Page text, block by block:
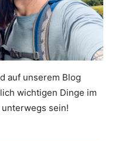
auf unserem Blog
wichtigen Dinge im
unterwegs sein!